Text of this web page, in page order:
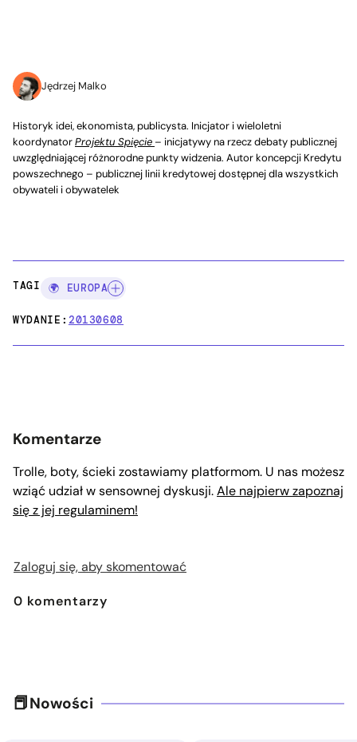
Jędrzej Malko
Historyk idei, ekonomista, publicysta. Inicjator i wieloletni
koordynatorProjektu Spięcie – inicjatywy na rzecz debaty publicznej
uwzględniającej różnorodne punkty widzenia. Autor koncepcji Kredytu
powszechnego – publicznej linii kredytowej dostępnej dla wszystkich
obywateli i obywatelek
TAGI: 🌍 EUROPA
WYDANIE:20130608
Komentarze
Trolle, boty, ścieki zostawiamy platformom. U nas możesz
wziąć udział w sensownej dyskusji.Ale najpierw zapoznaj
się z jej regulaminem!
Zaloguj się, aby skomentować
0 komentarzy
Nowości